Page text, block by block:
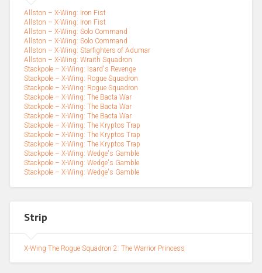
Allston – X-Wing: Iron Fist
Allston – X-Wing: Iron Fist
Allston – X-Wing: Solo Command
Allston – X-Wing: Solo Command
Allston – X-Wing: Starfighters of Adumar
Allston – X-Wing: Wraith Squadron
Stackpole – X-Wing: Isard's Revenge
Stackpole – X-Wing: Rogue Squadron
Stackpole – X-Wing: Rogue Squadron
Stackpole – X-Wing: The Bacta War
Stackpole – X-Wing: The Bacta War
Stackpole – X-Wing: The Bacta War
Stackpole – X-Wing: The Kryptos Trap
Stackpole – X-Wing: The Kryptos Trap
Stackpole – X-Wing: The Kryptos Trap
Stackpole – X-Wing: Wedge's Gamble
Stackpole – X-Wing: Wedge's Gamble
Stackpole – X-Wing: Wedge's Gamble
Strip
X-Wing The Rogue Squadron 2: The Warrior Princess